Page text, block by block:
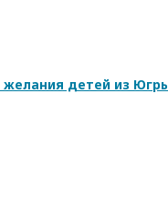
желания детей из